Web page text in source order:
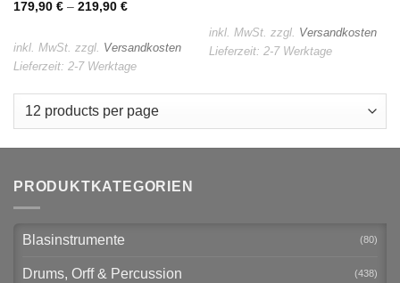
179,90 €– 219,90 €
inkl. MwSt. zzgl. Versandkosten
Lieferzeit: 2-7 Werktage
inkl. MwSt. zzgl. Versandkosten
Lieferzeit: 2-7 Werktage
PRODUKTKATEGORIEN
Blasinstrumente (80)
Drums, Orff & Percussion (438)